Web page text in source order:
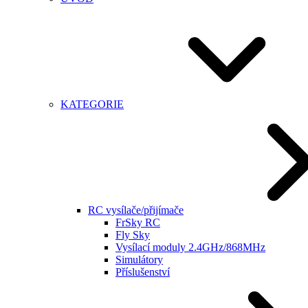
KATEGORIE
RC vysílače/přijímače
FrSky RC
Fly Sky
Vysílací moduly 2.4GHz/868MHz
Simulátory
Příslušenství